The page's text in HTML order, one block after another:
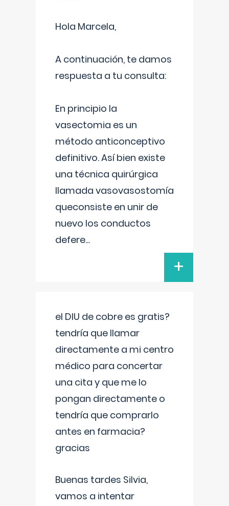
Hola Marcela,
A continuación, te damos
respuesta a tu consulta:
En principio la
vasectomia es un
método anticonceptivo
definitivo. Así bien existe
una técnica quirúrgica
llamada vasovasostomía
queconsiste en unir de
nuevo los conductos
defere...
+
el DIU de cobre es gratis?
tendría que llamar
directamente a mi centro
médico para concertar
una cita y que me lo
pongan directamente o
tendría que comprarlo
antes en farmacia?
gracias
Buenas tardes Silvia,
vamos a intentar